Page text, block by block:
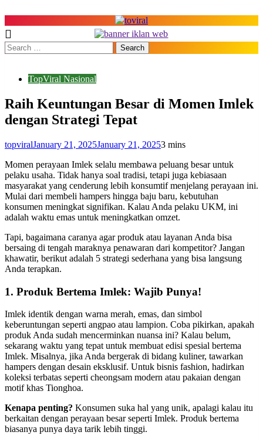
content
Top Viral
TopViral Nasional
Raih Keuntungan Besar di Momen Imlek
dengan Strategi Tepat
topviralJanuary 21, 2025January 21, 20253 mins
Momen perayaan Imlek selalu membawa peluang besar untuk
pelaku usaha. Tidak hanya soal tradisi, tetapi juga kebiasaan
masyarakat yang cenderung lebih konsumtif menjelang perayaan ini.
Mulai dari membeli hampers hingga baju baru, kebutuhan
konsumen meningkat signifikan. Kalau Anda pelaku UKM, ini
adalah waktu emas untuk meningkatkan omzet.
Tapi, bagaimana caranya agar produk atau layanan Anda bisa
bersaing di tengah maraknya penawaran dari kompetitor? Jangan
khawatir, berikut adalah 5 strategi sederhana yang bisa langsung
Anda terapkan.
1. Produk Bertema Imlek: Wajib Punya!
Imlek identik dengan warna merah, emas, dan simbol
keberuntungan seperti angpao atau lampion. Coba pikirkan, apakah
produk Anda sudah mencerminkan nuansa ini? Kalau belum,
sekarang waktu yang tepat untuk membuat edisi spesial bertema
Imlek. Misalnya, jika Anda bergerak di bidang kuliner, tawarkan
hampers dengan desain eksklusif. Untuk bisnis fashion, hadirkan
koleksi terbatas seperti cheongsam modern atau pakaian dengan
motif khas Tionghoa.
Kenapa penting? Konsumen suka hal yang unik, apalagi kalau itu
berkaitan dengan perayaan besar seperti Imlek. Produk bertema
biasanya punya daya tarik lebih tinggi.